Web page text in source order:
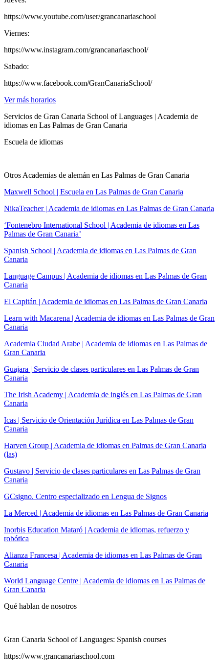
https://www.youtube.com/user/grancanariaschool
Viernes:
https://www.instagram.com/grancanariaschool/
Sabado:
https://www.facebook.com/GranCanariaSchool/
Ver más horarios
Servicios de Gran Canaria School of Languages | Academia de
idiomas en Las Palmas de Gran Canaria
Escuela de idiomas
Otros Academias de alemán en Las Palmas de Gran Canaria
Maxwell School | Escuela en Las Palmas de Gran Canaria
NikaTeacher | Academia de idiomas en Las Palmas de Gran Canaria
‘Fontenebro International School | Academia de idiomas en Las
Palmas de Gran Canaria’
Spanish School | Academia de idiomas en Las Palmas de Gran
Canaria
Language Campus | Academia de idiomas en Las Palmas de Gran
Canaria
El Capitán | Academia de idiomas en Las Palmas de Gran Canaria
Learn with Macarena | Academia de idiomas en Las Palmas de Gran
Canaria
Academia Ciudad Arabe | Academia de idiomas en Las Palmas de
Gran Canaria
Guajara | Servicio de clases particulares en Las Palmas de Gran
Canaria
The Irish Academy | Academia de inglés en Las Palmas de Gran
Canaria
Icas | Servicio de Orientación Jurídica en Las Palmas de Gran
Canaria
Harven Group | Academia de idiomas en Palmas de Gran Canaria
(las)
Gustavo | Servicio de clases particulares en Las Palmas de Gran
Canaria
GCsigno. Centro especializado en Lengua de Signos
La Merced | Academia de idiomas en Las Palmas de Gran Canaria
Inorbis Education Mataró | Academia de idiomas, refuerzo y
robótica
Alianza Francesa | Academia de idiomas en Las Palmas de Gran
Canaria
World Language Centre | Academia de idiomas en Las Palmas de
Gran Canaria
Qué hablan de nosotros
Gran Canaria School of Languages: Spanish courses
https://www.grancanariaschool.com